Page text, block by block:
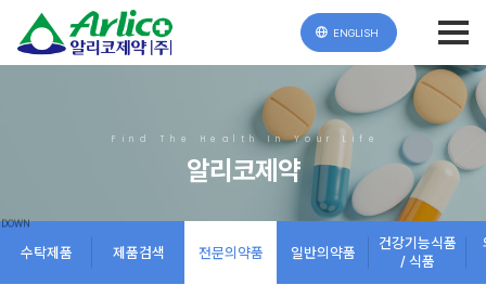
ENGLISH
Find The Health In Your Life
알리코제약
수탁제품 제품검색 전문의약품 일반의약품
건강기능식품
/ 식품